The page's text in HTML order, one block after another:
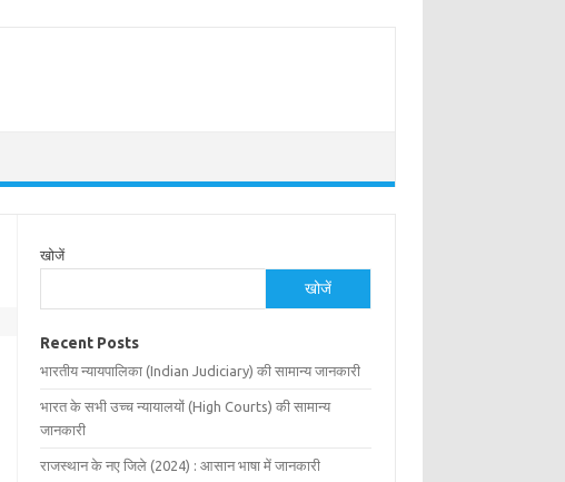
खोजें
खोजें
Recent Posts
भारतीय न्यायपालिका (Indian Judiciary) की सामान्य जानकारी
भारत के सभी उच्च न्यायालयों (High Courts) की सामान्य
जानकारी
राजस्थान के नए जिले (2024) : आसान भाषा में जानकारी